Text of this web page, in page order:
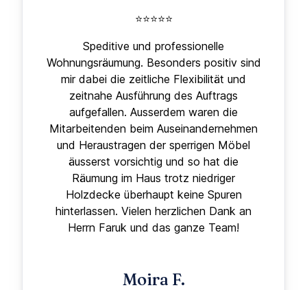
⭐⭐⭐⭐⭐
Speditive und professionelle
Wohnungsräumung. Besonders positiv sind
mir dabei die zeitliche Flexibilität und
zeitnahe Ausführung des Auftrags
aufgefallen. Ausserdem waren die
Mitarbeitenden beim Auseinandernehmen
und Heraustragen der sperrigen Möbel
äusserst vorsichtig und so hat die
Räumung im Haus trotz niedriger
Holzdecke überhaupt keine Spuren
hinterlassen. Vielen herzlichen Dank an
Herrn Faruk und das ganze Team!
Moira F.